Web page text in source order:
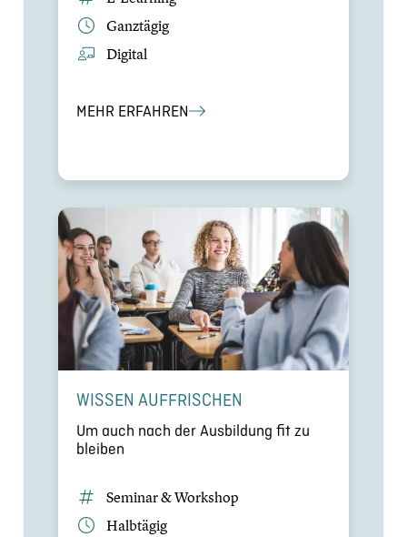
Ganztägig
Digital
MEHR ERFAHREN
WISSEN AUFFRI­SCHEN
Um auch nach der Ausbil­dung fit zu
bleiben
Seminar & Workshop
Halbtägig